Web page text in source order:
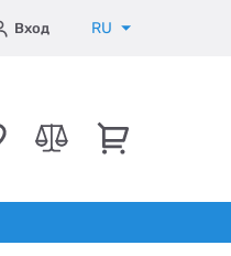
Вход RU